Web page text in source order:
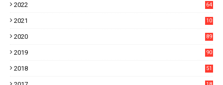
2022
64
2021
10
2020
89
2019
90
2018
51